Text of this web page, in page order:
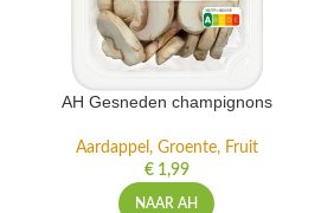
AH Gesneden champignons
Aardappel, Groente, Fruit
€1,99
NAAR AH